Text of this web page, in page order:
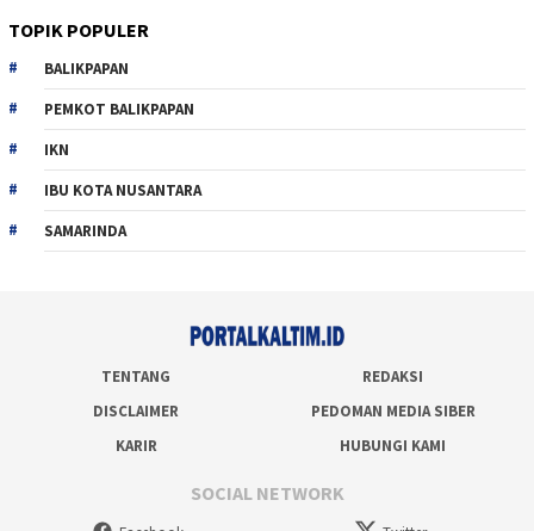
TOPIK POPULER
BALIKPAPAN
PEMKOT BALIKPAPAN
IKN
IBU KOTA NUSANTARA
SAMARINDA
TENTANG
REDAKSI
DISCLAIMER
PEDOMAN MEDIA SIBER
KARIR
HUBUNGI KAMI
SOCIAL NETWORK